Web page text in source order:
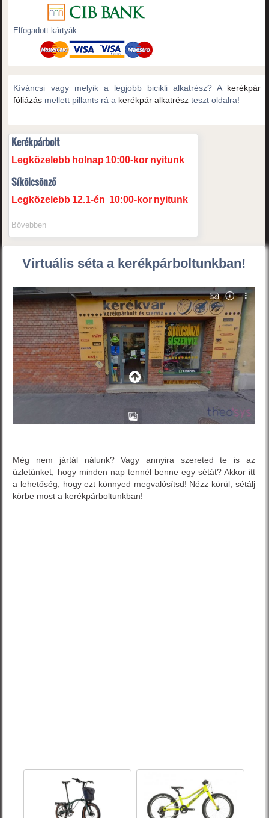
Elfogadott kártyák:
Kíváncsi vagy melyik a legjobb bicikli alkatrész? A kerékpár
fóliázás mellett pillants rá a kerékpár alkatrész teszt oldalra!
Kerékpárbolt
Legközelebb holnap 10:00-kor nyitunk
Síkölcsönző
Legközelebb 12.1-én 10:00-kor nyitunk
Bővebben
Virtuális séta a kerékpárboltunkban!
Még nem jártál nálunk? Vagy annyira szereted te is az
üzletünket, hogy minden nap tennél benne egy sétát? Akkor itt
a lehetőség, hogy ezt könnyed megvalósítsd! Nézz körül, sétálj
körbe most a kerékpárboltunkban!